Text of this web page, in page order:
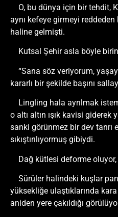
O, bu dünya için bir tehdit,
aynı kefeye girmeyi
haline gelmişti.
Kutsal Şehir asla böyle
“Sana söz veriyorum,
kararlı bir şekilde başını
Lingling hala ayrılmak
o altı altın ışık kavisi giderek
sanki görünmez bir dev tanrı
sıkıştırılıyormuş gibiydi.
Dağ kütlesi deforme
Sürüler halindeki kuşlar
yüksekliğe ulaştıklarında
aniden yere çakıldığı